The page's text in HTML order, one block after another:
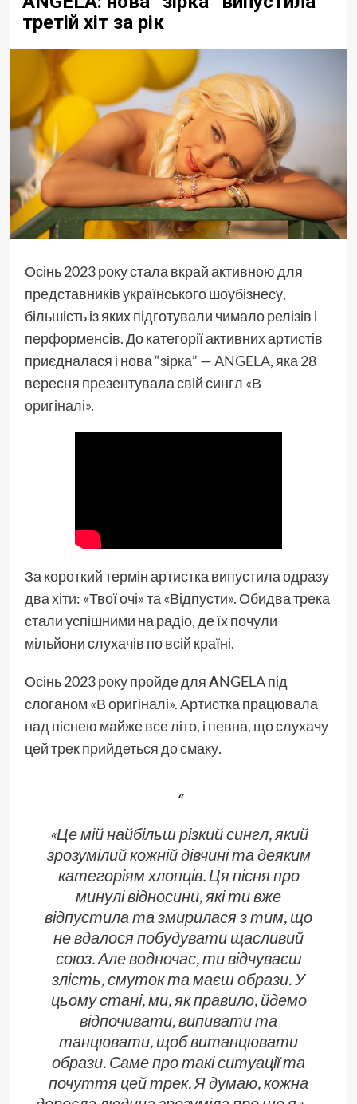
третій хіт за рік
Осінь 2023 року стала вкрай активною для
представників українського шоубізнесу,
більшість із яких підготували чимало релізів і
перформенсів. До категорії активних артистів
приєдналася і нова “зірка” —ANGELA, яка 28
вересня презентувала свій сингл «В
оригіналі».
За короткий термін артистка випустила одразу
двахіти: «Твої очі» та «Відпусти». Обидва трека
стали успішними на радіо, де їх почули
мільйони слухачів по всій країні.
Осінь 2023 року пройде дляANGELA під
слоганом «В оригіналі». Артистка працювала
над піснею майже все літо, і певна, що слухачу
цей трек прийдеться до смаку.
«Це мій найбільш різкий сингл, який
зрозумілий кожній дівчині та деяким
категоріям хлопців. Ця пісня про
минулі відносини, які ти вже
відпустила та змирилася з тим, що
не вдалося побудувати щасливий
союз. Але водночас, ти відчуваєш
злість, смуток та маєш образи. У
цьому стані, ми, як правило, йдемо
відпочивати, випивати та
танцювати, щоб витанцювати
образи. Саме про такі ситуації та
почуття цей трек. Я думаю, кожна